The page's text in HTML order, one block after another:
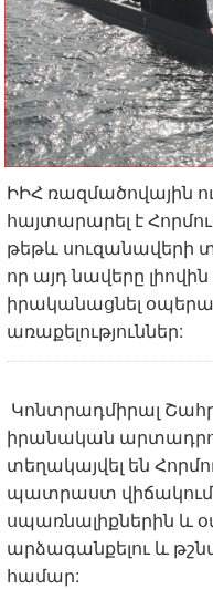
ԻԻՀ ռազմածովային
հայտարարել է
թեթև սուզանավերի
որ այդ նավերը
իրականացնել
առաքելություններ:
Կոնտրադմիրալ
իրանական
տեղակայվել են
պատրաստ
սպառնալիքներին և
արձագանքելու և
համար: